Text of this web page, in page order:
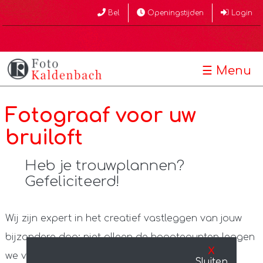
Bel Openingstijden Login
☰ Menu
Fotograaf voor uw
bruiloft
Heb je trouwplannen?
Gefeliciteerd!
Wij zijn expert in het creatief vastleggen van jouw
bijzondere dag: niet alleen de hoogtepunten leggen
we vakkundig vast, want daar omheen zijn ook
X